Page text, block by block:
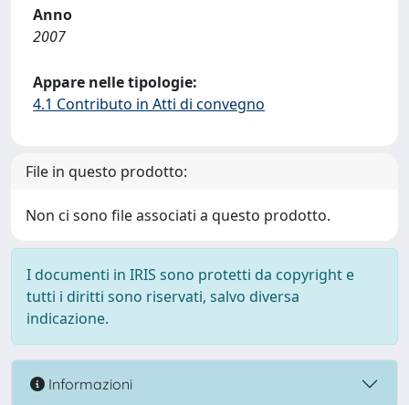
Anno
2007
Appare nelle tipologie:
4.1 Contributo in Atti di convegno
File in questo prodotto:
Non ci sono file associati a questo prodotto.
I documenti in IRIS sono protetti da copyright e
tutti i diritti sono riservati, salvo diversa
indicazione.
Informazioni